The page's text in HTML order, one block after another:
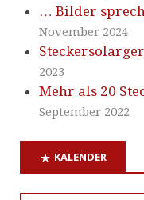
… Bilder
November 2024
2023
Mehr als 20
September 2022
KALENDER